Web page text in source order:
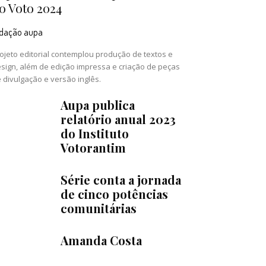
Voto 2024
aupa
editorial contemplou produção de textos e
além de edição impressa e criação de peças
divulgação e versão inglês.
Aupa publica
relatório anual 2023
do Instituto
Votorantim
Série conta a jornada
de cinco potências
comunitárias
Amanda Costa